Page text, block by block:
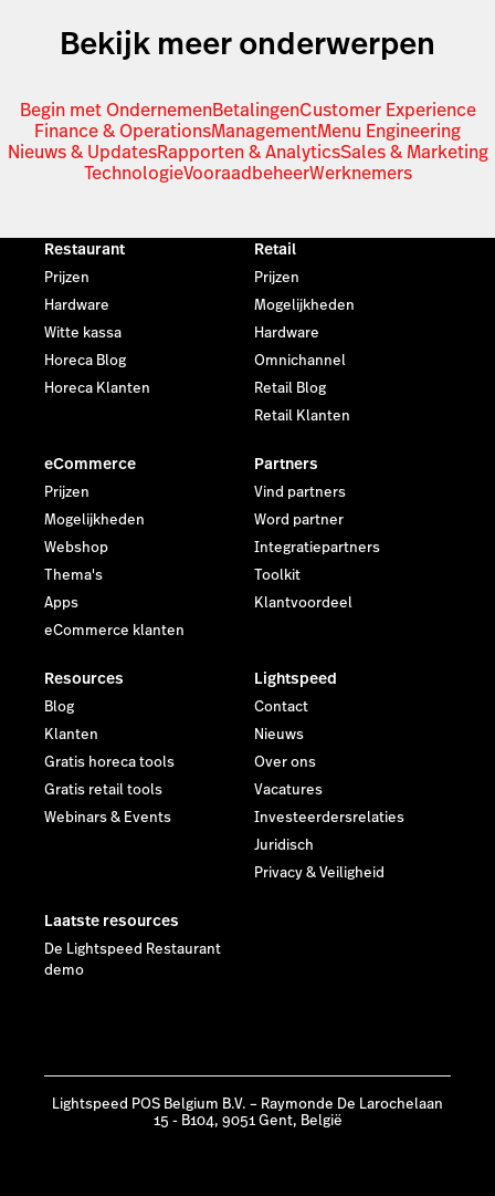
Bekijk meer onderwerpen
Begin met OndernemenBetalingenCustomer Experience
Finance & OperationsManagementMenu Engineering
Nieuws & UpdatesRapporten & AnalyticsSales & Marketing
TechnologieVooraadbeheerWerknemers
Restaurant
Prijzen
Hardware
Witte kassa
Horeca Blog
Horeca Klanten
Retail
Prijzen
Mogelijkheden
Hardware
Omnichannel
Retail Blog
Retail Klanten
eCommerce
Prijzen
Mogelijkheden
Webshop
Thema's
Apps
eCommerce klanten
Partners
Vind partners
Word partner
Integratiepartners
Toolkit
Klantvoordeel
Resources
Blog
Klanten
Gratis horeca tools
Gratis retail tools
Webinars & Events
Lightspeed
Contact
Nieuws
Over ons
Vacatures
Investeerdersrelaties
Juridisch
Privacy & Veiligheid
Laatste resources
De Lightspeed Restaurant
demo
Lightspeed POS Belgium B.V. – Raymonde De Larochelaan
15 - B104, 9051 Gent, België